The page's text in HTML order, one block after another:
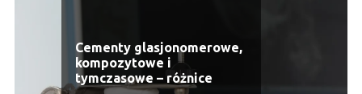
Cementy glasjonomerowe,
kompozytowe i
tymczasowe – różnice